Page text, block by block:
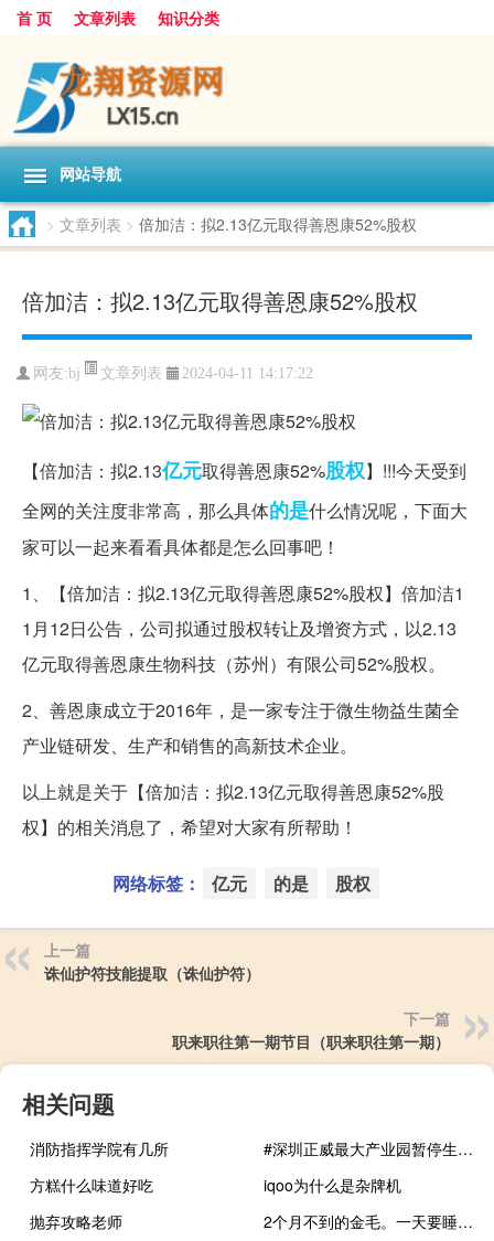
首 页 文章列表 知识分类
网站导航
> 文章列表 > 倍加洁：拟2.13亿元取得善恩康52%股权
倍加洁：拟2.13亿元取得善恩康52%股权
网友:bj 文章列表 2024-04-11 14:17:22
【倍加洁：拟2.13亿元取得善恩康52%股权】!!!今天受到
全网的关注度非常高，那么具体的是什么情况呢，下面大
家可以一起来看看具体都是怎么回事吧！
1、【倍加洁：拟2.13亿元取得善恩康52%股权】倍加洁1
1月12日公告，公司拟通过股权转让及增资方式，以2.13
亿元取得善恩康生物科技（苏州）有限公司52%股权。
2、善恩康成立于2016年，是一家专注于微生物益生菌全
产业链研发、生产和销售的高新技术企业。
以上就是关于【倍加洁：拟2.13亿元取得善恩康52%股
权】的相关消息了，希望对大家有所帮助！
网络标签： 亿元 的是 股权
上一篇
诛仙护符技能提取（诛仙护符）
下一篇
职来职往第一期节目（职来职往第一期）
相关问题
消防指挥学院有几所
#深圳正威最大产业园暂停生产# 员工放假两个月 到底什么情况嘞
方糕什么味道好吃
iqoo为什么是杂牌机
抛弃攻略老师
2个月不到的金毛。一天要睡多久呀